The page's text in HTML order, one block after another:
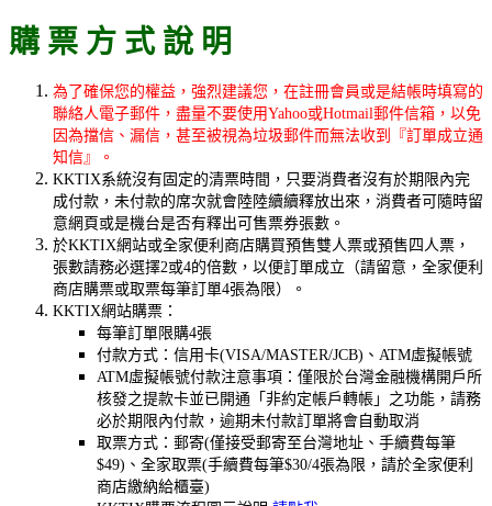
購 票 方 式 說 明
為了確保您的權益，強烈建議您，在註冊會員或是結帳時填寫的
聯絡人電子郵件，盡量不要使用Yahoo或Hotmail郵件信箱，以免
因為擋信、漏信，甚至被視為垃圾郵件而無法收到『訂單成立通
知信』。
KKTIX系統沒有固定的清票時間，只要消費者沒有於期限內完
成付款，未付款的席次就會陸陸續續釋放出來，消費者可隨時留
意網頁或是機台是否有釋出可售票券張數。
於KKTIX網站或全家便利商店購買預售雙人票或預售四人票，
張數請務必選擇2或4的倍數，以便訂單成立（請留意，全家便利
商店購票或取票每筆訂單4張為限）。
KKTIX網站購票：
每筆訂單限購4張
付款方式：信用卡(VISA/MASTER/JCB)、ATM虛擬帳號
ATM虛擬帳號付款注意事項：僅限於台灣金融機構開戶所
核發之提款卡並已開通「非約定帳戶轉帳」之功能，請務
必於期限內付款，逾期未付款訂單將會自動取消
取票方式：郵寄(僅接受郵寄至台灣地址、手續費每筆
$49)、全家取票(手續費每筆$30/4張為限，請於全家便利
商店繳納給櫃臺)